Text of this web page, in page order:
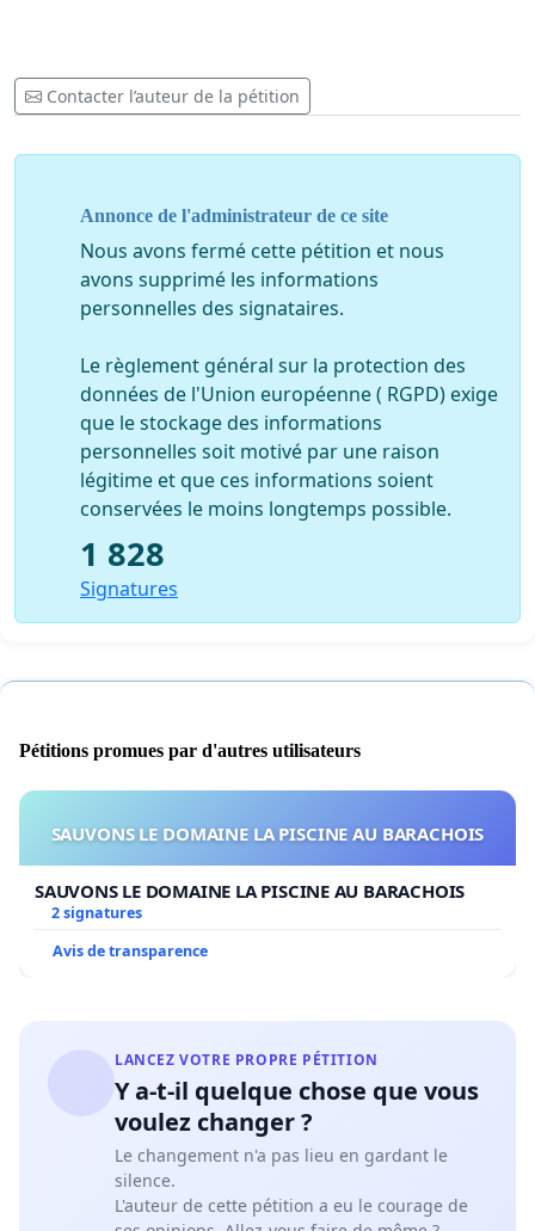
affection pour s’épanouir.
nous ne pouvons pas garantir les distanciations
avant l’acquisition du langage verbal, les jeunes enfants
langage corporel. Le port du masque n’est donc pas
anodin.
En outre, les mesures de désinfection sont très
contraignantes. Elles demandent minimum 2h de
nettoyage chaque soir, après des journées de 10h de
travail (5 jours par semaine pour la plupart) et
représentent donc un coût important, tant sur le plan
humain que financier.
Pour tous les milieux d’accueil et particulièrement les
accueillant.e.s à domicile, imaginez à quoi ressemble
une journée type.
Et si vos accueillant.e.s, vos directeur.trices, votre
personnel encadrant tombaient malades? Quel impact
quel accueil vos enfants bénéficieront-ils alors?
l’ONE ne suffisent pas à combler toutes les charges. La
régionales ou fédérales, certains même n’ont qu’un
accès limité à la sécurité sociale.
L’aide que nous avons reçue représente un
pourcentage très variable du montant minimum qui
nous permettrait de couvrir les dépenses. Chaque
NOUS SOMMES EN COLÈRE ET EN DANGER !
Cela fait des années que les maisons d’enfants (crèches
privées), les accueillant.e.s autonomes, les
Contacter l’auteur de la pétition
Annonce de l'administrateur de ce site
Nous avons fermé cette pétition et nous
avons supprimé les informations
personnelles des signataires.
Le règlement général sur la protection des
données de l'Union européenne ( RGPD) exige
que le stockage des informations
personnelles soit motivé par une raison
légitime et que ces informations soient
conservées le moins longtemps possible.
1 828
Signatures
Pétitions promues par d'autres utilisateurs
SAUVONS LE DOMAINE LA PISCINE AU BARACHOIS
SAUVONS LE DOMAINE LA PISCINE AU BARACHOIS
2 signatures
Avis de transparence
LANCEZ VOTRE PROPRE PÉTITION
Y a-t-il quelque chose que vous
voulez changer ?
Le changement n'a pas lieu en gardant le
silence.
L'auteur de cette pétition a eu le courage de